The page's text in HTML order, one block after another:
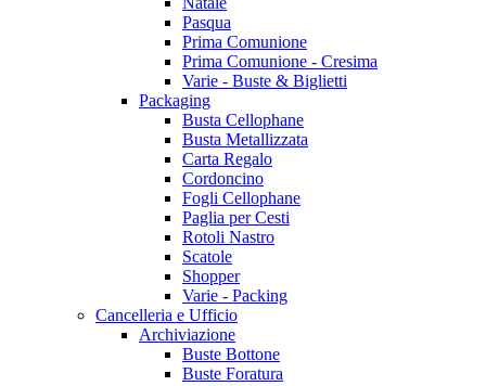
Pasqua
Prima Comunione
Prima Comunione - Cresima
Varie - Buste & Biglietti
Packaging
Busta Cellophane
Busta Metallizzata
Carta Regalo
Cordoncino
Fogli Cellophane
Paglia per Cesti
Rotoli Nastro
Scatole
Shopper
Varie - Packing
Cancelleria e Ufficio
Archiviazione
Buste Bottone
Buste Foratura